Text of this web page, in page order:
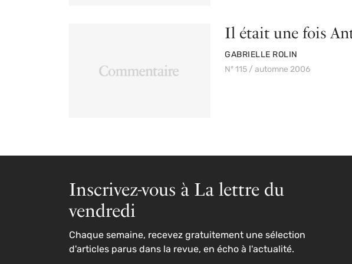
Il était une fois
PAR
GABRIELLE ROLIN
Nº 115 / automne 2006
Inscrivez-vous à La lettre du
vendredi
Chaque semaine, recevez gratuitement une sélection
d'articles parus dans la revue, en écho à l'actualité.